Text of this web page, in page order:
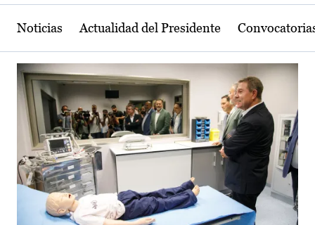
Noticias Actualidad del Presidente